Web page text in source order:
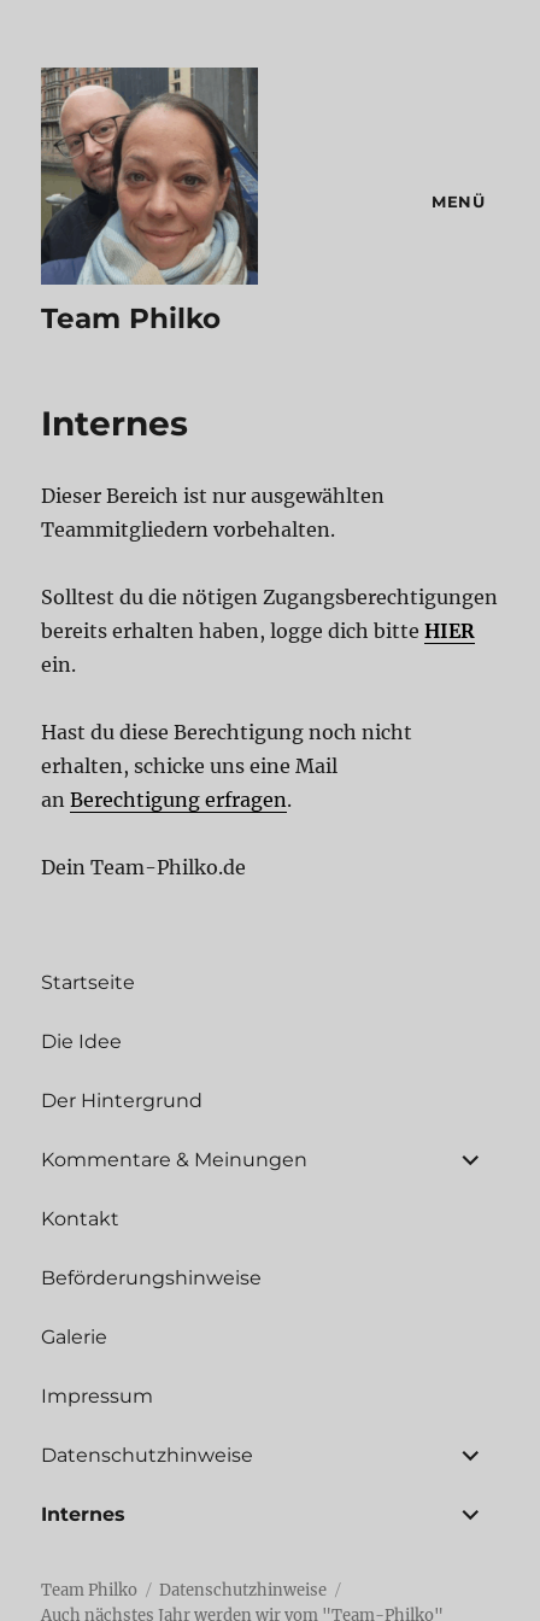
Team Philko
MENÜ
Internes
Dieser Bereich ist nur ausgewählten
Teammitgliedern vorbehalten.
Solltest du die nötigen Zugangsberechtigungen
bereits erhalten haben, logge dich bitte HIER
ein.
Hast du diese Berechtigung noch nicht
erhalten, schicke uns eine Mail
anBerechtigung erfragen.
Dein Team-Philko.de
Startseite
Die Idee
Der Hintergrund
Kommentare & Meinungen
öffnen
Kontakt
Beförderungshinweise
Galerie
Impressum
Datenschutzhinweise
öffnen
Internes
öffnen
Team Philko
Datenschutzhinweise
Auch nächstes Jahr werden wir vom "Team-Philko"